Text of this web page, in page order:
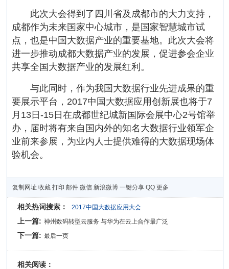
此次大会得到了四川省及成都市的大力支持，
成都作为未来国家中心城市，是国家智慧城市试
点，也是中国大数据产业的重要基地。此次大会将
进一步推动成都大数据产业的发展，促进参会企业
共享全国大数据产业的发展红利。
与此同时，作为我国大数据行业先进成果的重
要展示平台，2017中国大数据应用创新展也将于7
月13日-15日在成都世纪城新国际会展中心2号馆举
办，届时将有来自国内外的知名大数据行业领军企
业前来参展，为业内人士提供难得的大数据现场体
验机会。
复制网址 收藏 打印 邮件 微信 新浪微博 一键分享 QQ 更多
相关热词搜索： 2017中国大数据应用大会
上一篇: 神州数码转型云服务 与华为在云上合作最广泛
下一篇: 最后一页
相关阅读：